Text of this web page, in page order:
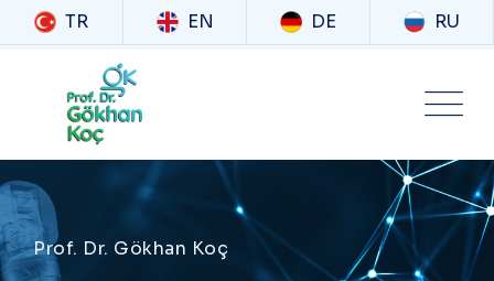
TR EN DE RU
Prof. Dr. Gökhan Koç